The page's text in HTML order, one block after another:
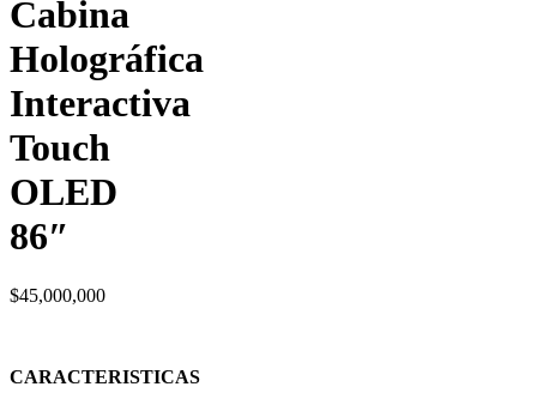
Cabina
Holográfica
Interactiva
Touch
OLED
86″
$45,000,000
CARACTERISTICAS